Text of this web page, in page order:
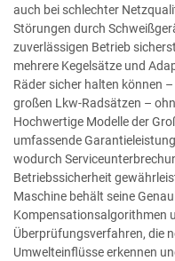
auch bei schlechter
Störungen durch
zuverlässigen Betrieb
mehrere Kegelsätze und
Räder sicher halten können
großen Lkw-Radsätzen –
Hochwertige Modelle der
umfassende
wodurch
Betriebssicherheit
Maschine behält seine
Kompensationsalgorithmen
Überprüfungsverfahren, die
Umwelteinflüsse erkennen